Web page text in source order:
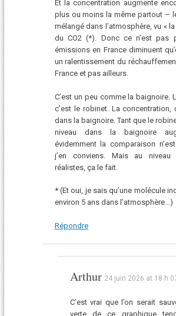
Et la concentration augmente
plus ou moins la même partout –
mélangé dans l’atmosphère, vu «
du CO2 (*). Donc ce n’est pas
émissions en France diminuent
un ralentissement du
France et pas ailleurs.
C’est un peu comme la baignoire.
c’est le robinet. La concentration,
dans la baignoire. Tant que le
niveau dans la baignoire
évidemment la comparaison
j’en conviens. Mais au
réalistes, ça le fait.
* (Et oui, je sais qu’une molécule
environ 5 ans dans l’atmosphère…)
Répondre
Arthur 24 juin 2026 at 18 h
C’est vrai que l’on serait
verte de ce graphique